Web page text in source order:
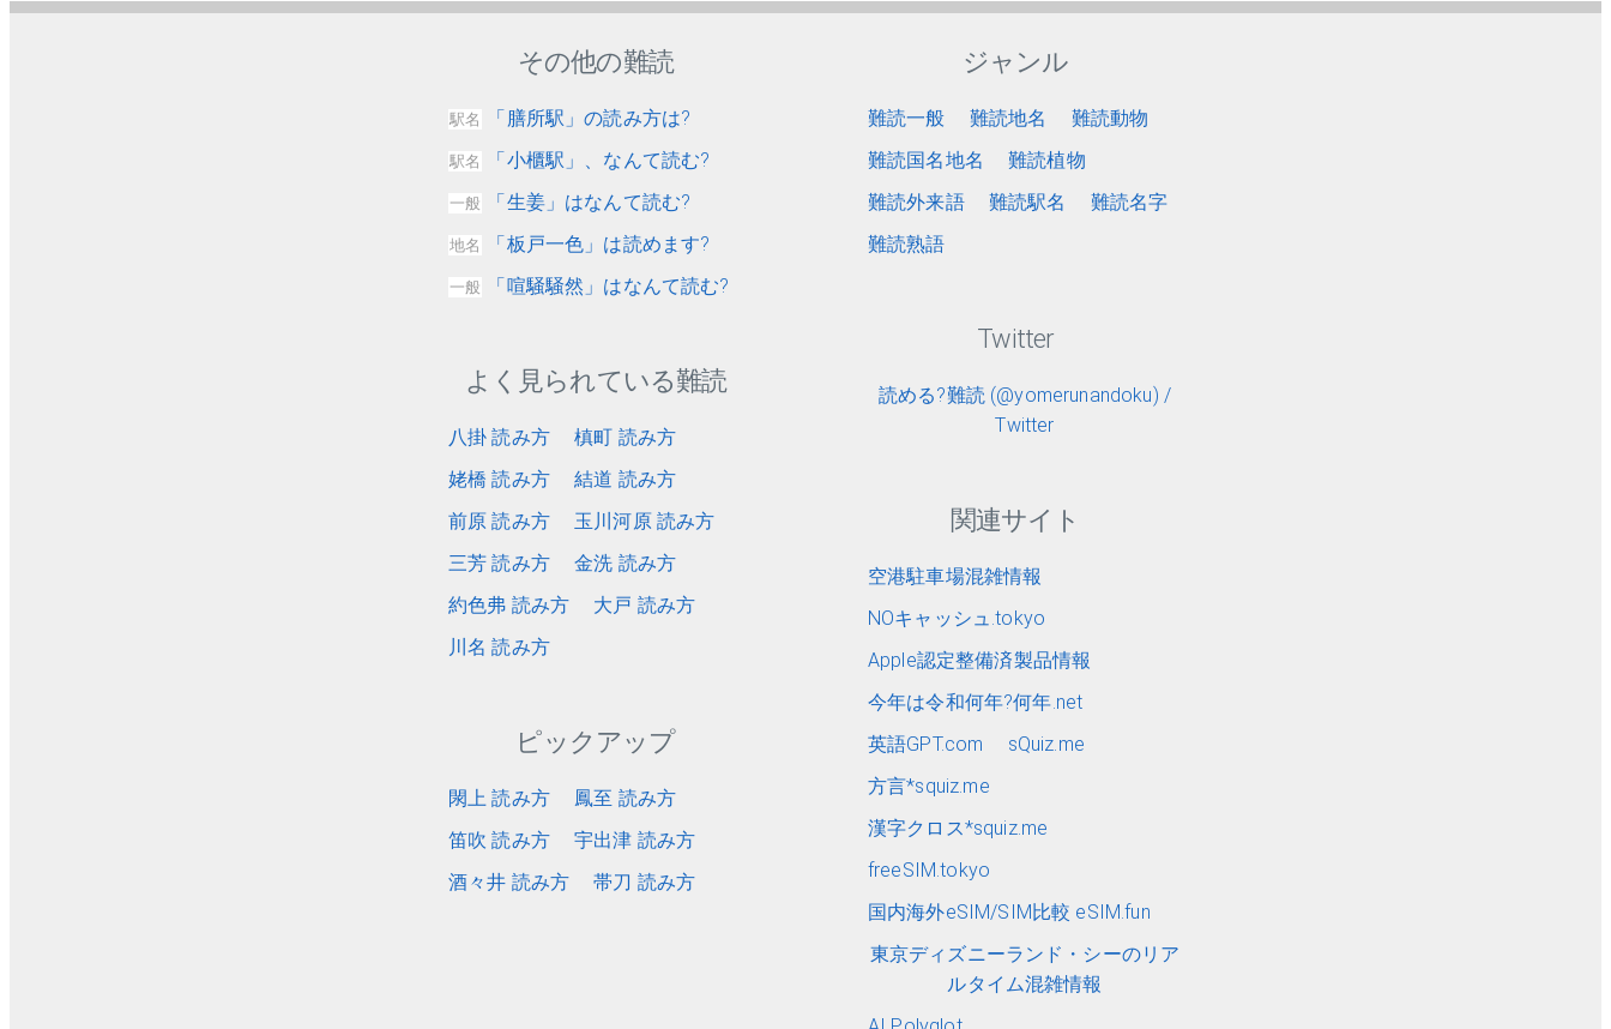
その他の難読
駅名 「膳所駅」の読み方は?
駅名 「小櫃駅」、なんて読む?
一般 「生姜」はなんて読む?
地名 「板戸一色」は読めます?
一般 「喧騒騒然」はなんて読む?
よく見られている難読
八掛 読み方
槙町 読み方
姥橋 読み方
結道 読み方
前原 読み方
玉川河原 読み方
三芳 読み方
金洗 読み方
約色弗 読み方
大戸 読み方
川名 読み方
ピックアップ
閖上 読み方
鳳至 読み方
笛吹 読み方
宇出津 読み方
酒々井 読み方
帯刀 読み方
ジャンル
難読一般 難読地名
難読動物
難読国名地名
難読植物
難読外来語
難読駅名
難読名字
難読熟語
Twitter
読める?難読 (@yomerunandoku) /
Twitter
関連サイト
空港駐車場混雑情報
NOキャッシュ.tokyo
Apple認定整備済製品情報
今年は令和何年?何年.net
英語GPT.com
sQuiz.me
方言*squiz.me
漢字クロス*squiz.me
freeSIM.tokyo
国内海外eSIM/SIM比較 eSIM.fun
東京ディズニーランド・シーのリア
ルタイム混雑情報